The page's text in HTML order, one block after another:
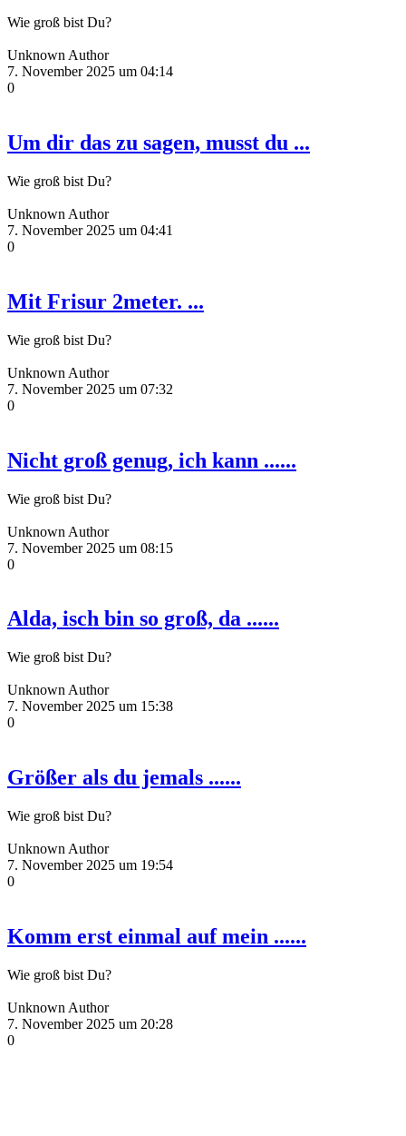
Wie groß bist Du?
Unknown Author
7. November 2025 um 04:14
0
Um dir das zu sagen, musst du ...
Wie groß bist Du?
Unknown Author
7. November 2025 um 04:41
0
Mit Frisur 2meter. ...
Wie groß bist Du?
Unknown Author
7. November 2025 um 07:32
0
Nicht groß genug, ich kann ......
Wie groß bist Du?
Unknown Author
7. November 2025 um 08:15
0
Alda, isch bin so groß, da ......
Wie groß bist Du?
Unknown Author
7. November 2025 um 15:38
0
Größer als du jemals ......
Wie groß bist Du?
Unknown Author
7. November 2025 um 19:54
0
Komm erst einmal auf mein ......
Wie groß bist Du?
Unknown Author
7. November 2025 um 20:28
0